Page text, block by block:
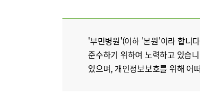
'부민병원'(이하 '본원'이라 합니
준수하기 위하여 노력하고 있습
있으며, 개인정보보호를 위해 어
병원/센터